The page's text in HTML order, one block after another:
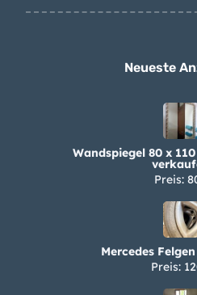
Wandspiegel 80 x
Preis:
Mercedes
Preis: